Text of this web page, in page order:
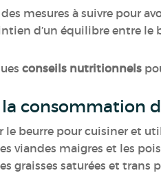
mesures à suivre pour
d’un équilibre entre le
conseils nutritionnels
consommation
le beurre pour cuisiner et
viandes maigres et les
graisses saturées et trans